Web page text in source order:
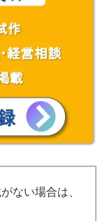
ない場合は、